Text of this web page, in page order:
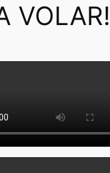
VOLAR!